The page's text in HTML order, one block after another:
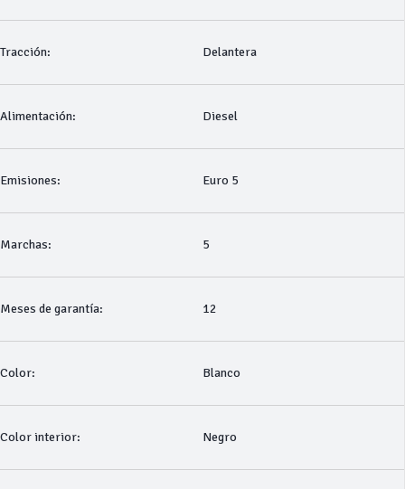
Tracción: Delantera
Alimentación: Diesel
Emisiones: Euro 5
Marchas: 5
Meses de garantía: 12
Color: Blanco
Color interior: Negro